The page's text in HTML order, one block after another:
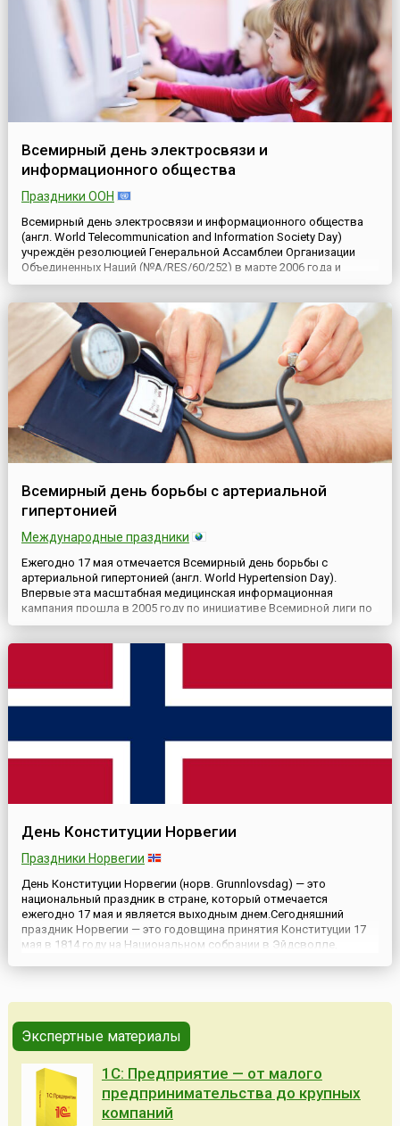
Всемирный день электросвязи и
информационного общества
Праздники ООН
Всемирный день электросвязи и информационного общества
(англ. World Telecommunication and Information Society Day)
учреждён резолюцией Генеральной Ассамблеи Организации
Объединенных Наций (№A/RES/60/252) в марте 2006 года и
отмечается ежегодно 17 мая.Этот день — профессиональный
интернет-провайдеров, веб-дизайнеров, редакторов интернет-
Всемирный день борьбы с артериальной
гипертонией
Международные праздники
Ежегодно 17 мая отмечается Всемирный день борьбы с
артериальной гипертонией (англ. World Hypertension Day).
Впервые эта масштабная медицинская информационная
кампания прошла в 2005 году по инициативе Всемирной лиги по
борьбе с гипертонией (англ. World Hypertension League, WHL) при
День Конституции Норвегии
Праздники Норвегии
День Конституции Норвегии (норв. Grunnlovsdag) — это
национальный праздник в стране, который отмечается
ежегодно 17 мая и является выходным днем.Сегодняшний
праздник Норвегии — это годовщина принятия Конституции 17
мая в 1814 году на Национальном собрании в Эйдсволле,
Экспертные материалы
1С: Предприятие — от малого
предпринимательства до крупных
компаний